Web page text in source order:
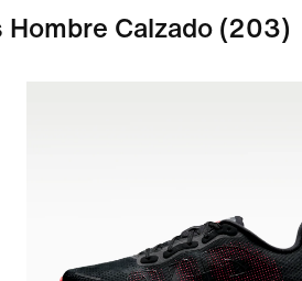
Hombre Calzado (203)